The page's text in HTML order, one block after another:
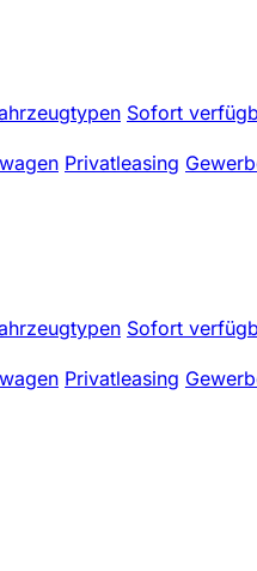
Sofort
Privatleasing
Sofort
Privatleasing